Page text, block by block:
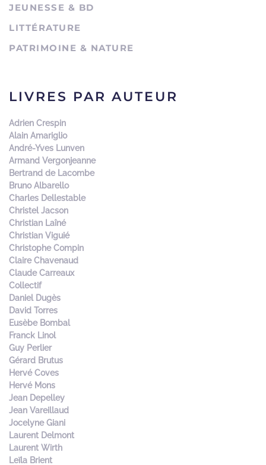
JEUNESSE & BD
LITTÉRATURE
PATRIMOINE & NATURE
LIVRES PAR AUTEUR
Adrien Crespin
Alain Amariglio
André-Yves Lunven
Armand Vergonjeanne
Bertrand de Lacombe
Bruno Albarello
Charles Dellestable
Christel Jacson
Christian Laîné
Christian Viguié
Christophe Compin
Claire Chavenaud
Claude Carreaux
Collectif
Daniel Dugès
David Torres
Eusèbe Bombal
Franck Linol
Guy Perlier
Gérard Brutus
Hervé Coves
Hervé Mons
Jean Depelley
Jean Vareillaud
Jocelyne Giani
Laurent Delmont
Laurent Wirth
Leïla Brient